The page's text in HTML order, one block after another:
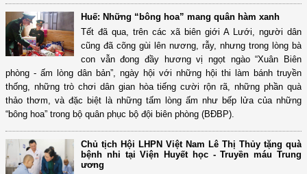
Huế: Những “bông hoa” mang quân hàm xanh
Tết đã qua, trên các xã biên giới A Lưới, người dân
cũng đã cõng gùi lên nương, rẫy, nhưng trong lòng bà
con vẫn đong đầy hương vị ngọt ngào “Xuân Biên
phòng - ấm lòng dân bản”, ngày hội với những hội thi làm bánh truyền
thống, những trò chơi dân gian hòa tiếng cười rộn rã, những phần quà
thảo thơm, và đặc biệt là những tấm lòng ấm như bếp lửa của những
“bông hoa” trong bộ quân phục bộ đội biên phòng (BĐBP).
Chủ tịch Hội LHPN Việt Nam Lê Thị Thủy tặng quà
bệnh nhi tại Viện Huyết học - Truyền máu Trung
ương